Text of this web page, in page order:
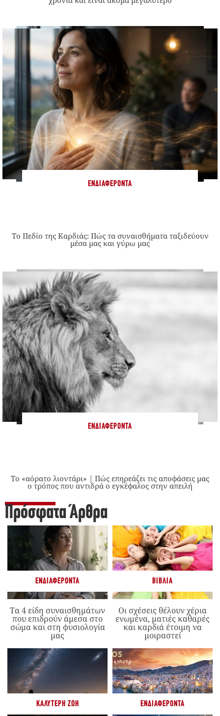
ΕΝΔΙΑΦΈΡΟΝΤΑ
Το Πεδίο της Καρδιάς: Πώς τα συναισθήματα ταξιδεύουν
μέσα μας και γύρω μας
ΕΝΔΙΑΦΈΡΟΝΤΑ
Το «αόρατο λιοντάρι» | Πώς επηρεάζει τις αποφάσεις μας
ο τρόπος που αντιδρά ο εγκέφαλος στην απειλή
Πρόσφατα Άρθρα
ΕΝΔΙΑΦΈΡΟΝΤΑ
Τα 4 είδη συναισθημάτων
που επιδρούν άμεσα στο
σώμα και στη φυσιολογία
μας
ΒΙΒΛΊΑ
Οι σχέσεις θέλουν χέρια
ενωμένα, ματιές καθαρές
και καρδιά έτοιμη να
μοιραστεί
ΚΑΛΎΤΕΡΗ ΖΩΉ ΕΝΔΙΑΦΈΡΟΝΤΑ